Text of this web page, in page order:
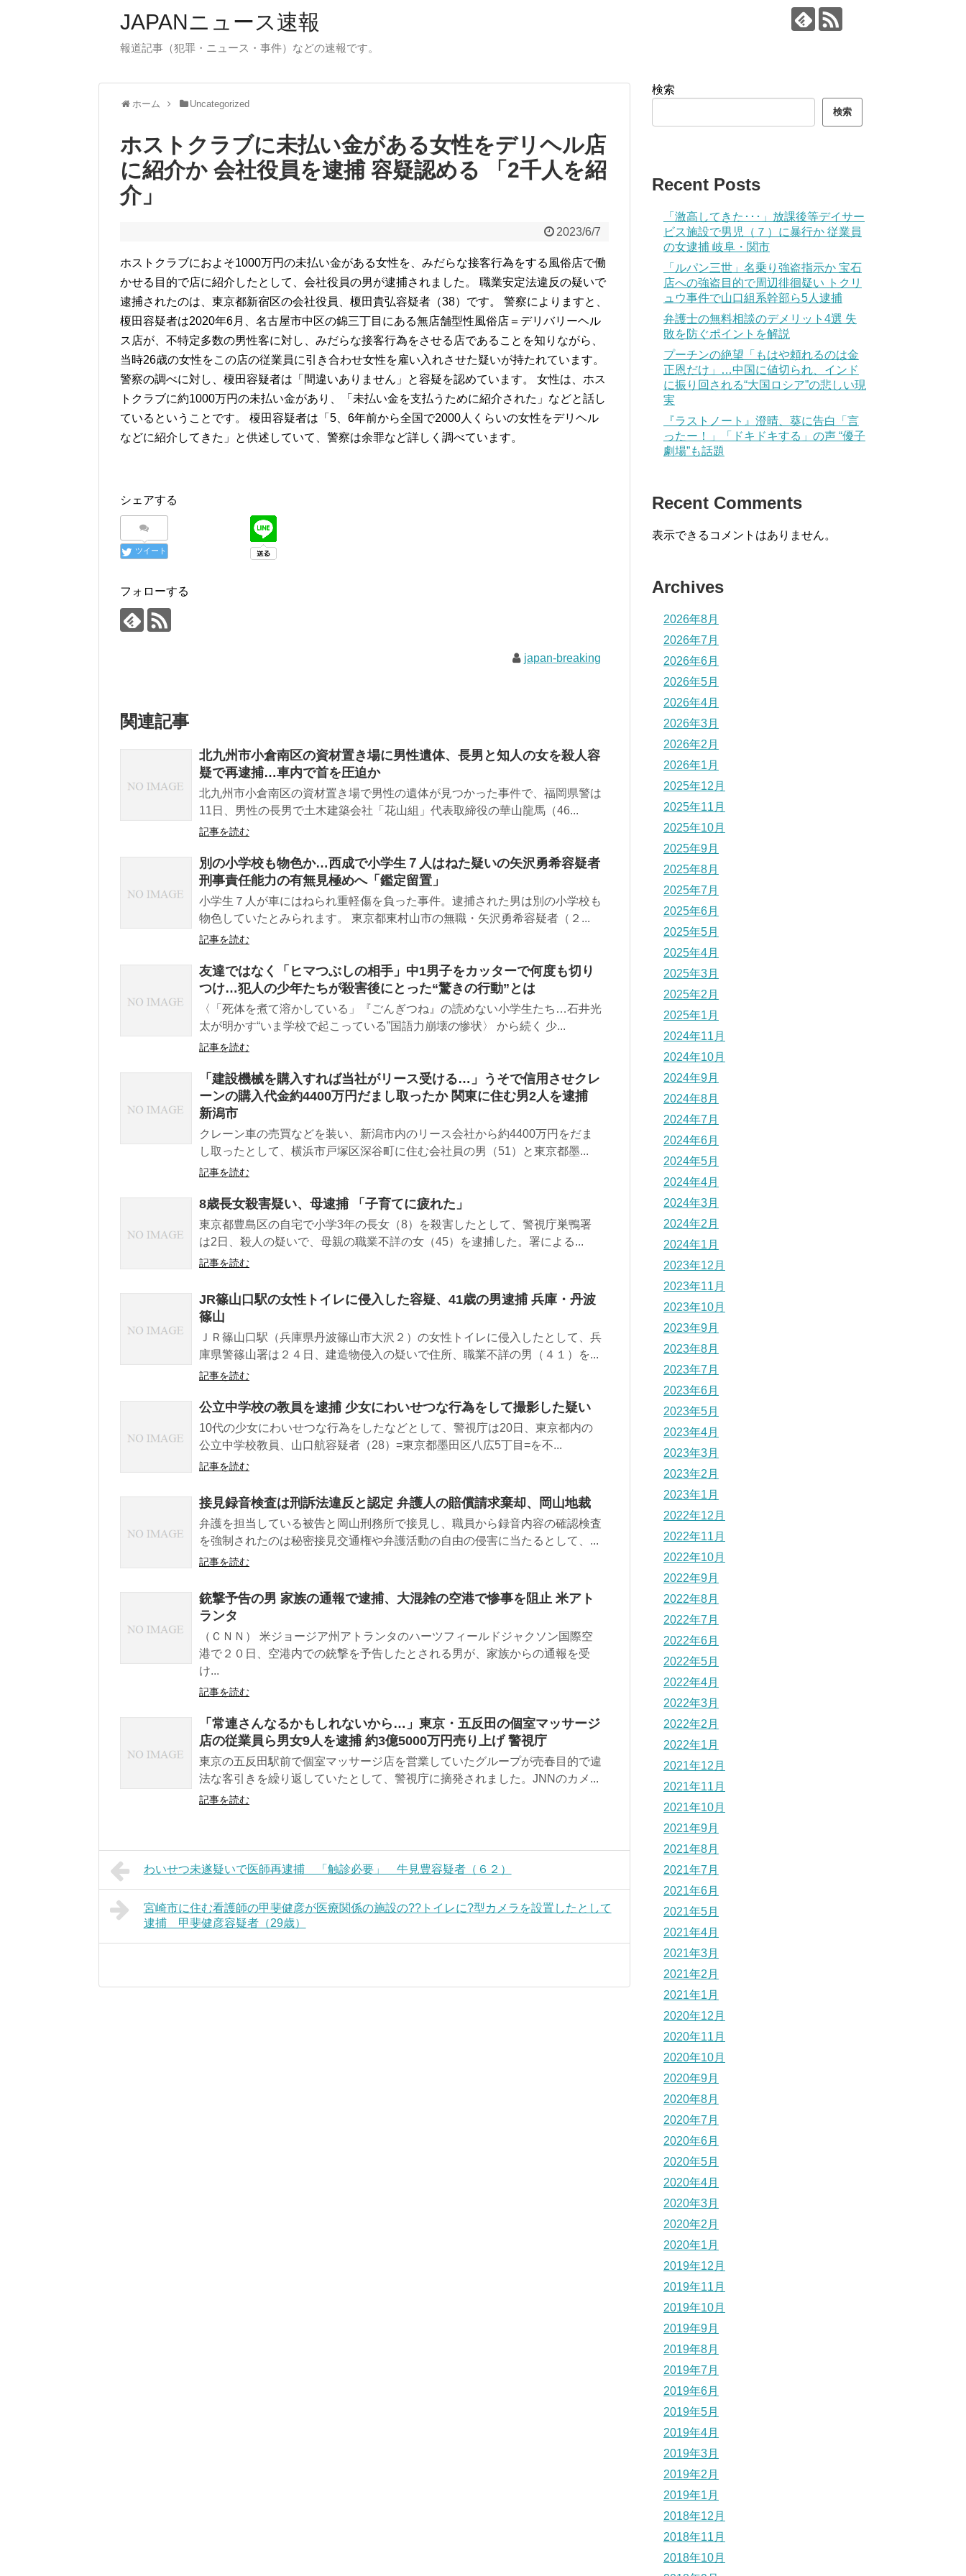
JAPANニュース速報
報道記事（犯罪・ニュース・事件）などの速報です。
ホーム Uncategorized
ホストクラブに未払い金がある女性をデリヘル店
に紹介か 会社役員を逮捕 容疑認める 「2千人を紹
介」
2023/6/7
ホストクラブにおよそ1000万円の未払い金がある女性を、みだらな接客行為をする風俗店で働
かせる目的で店に紹介したとして、会社役員の男が逮捕されました。 職業安定法違反の疑いで
逮捕されたのは、東京都新宿区の会社役員、榎田貴弘容疑者（38）です。 警察によりますと、
榎田容疑者は2020年6月、名古屋市中区の錦三丁目にある無店舗型性風俗店＝デリバリーヘル
ス店が、不特定多数の男性客に対し、みだらな接客行為をさせる店であることを知りながら、
当時26歳の女性をこの店の従業員に引き合わせ女性を雇い入れさせた疑いが持たれています。
警察の調べに対し、榎田容疑者は「間違いありません」と容疑を認めています。 女性は、ホス
トクラブに約1000万円の未払い金があり、「未払い金を支払うために紹介された」などと話し
ているということです。 榎田容疑者は「5、6年前から全国で2000人くらいの女性をデリヘル
などに紹介してきた」と供述していて、警察は余罪など詳しく調べています。
シェアする
ツイート
フォローする
japan-breaking
関連記事
北九州市小倉南区の資材置き場に男性遺体、長男と知人の女を殺人容
疑で再逮捕…車内で首を圧迫か
北九州市小倉南区の資材置き場で男性の遺体が見つかった事件で、福岡県警は
11日、男性の長男で土木建築会社「花山組」代表取締役の華山龍馬（46...
記事を読む
別の小学校も物色か…西成で小学生７人はねた疑いの矢沢勇希容疑者
刑事責任能力の有無見極めへ「鑑定留置」
小学生７人が車にはねられ重軽傷を負った事件。逮捕された男は別の小学校も
物色していたとみられます。 東京都東村山市の無職・矢沢勇希容疑者（２...
記事を読む
友達ではなく「ヒマつぶしの相手」中1男子をカッターで何度も切り
つけ…犯人の少年たちが殺害後にとった“驚きの行動”とは
〈「死体を煮て溶かしている」『ごんぎつね』の読めない小学生たち…石井光
太が明かす“いま学校で起こっている”国語力崩壊の惨状〉 から続く 少...
記事を読む
「建設機械を購入すれば当社がリース受ける…」うそで信用させクレ
ーンの購入代金約4400万円だまし取ったか 関東に住む男2人を逮捕
新潟市
クレーン車の売買などを装い、新潟市内のリース会社から約4400万円をだま
し取ったとして、横浜市戸塚区深谷町に住む会社員の男（51）と東京都墨...
記事を読む
8歳長女殺害疑い、母逮捕 「子育てに疲れた」
東京都豊島区の自宅で小学3年の長女（8）を殺害したとして、警視庁巣鴨署
は2日、殺人の疑いで、母親の職業不詳の女（45）を逮捕した。署による...
記事を読む
JR篠山口駅の女性トイレに侵入した容疑、41歳の男逮捕 兵庫・丹波
篠山
ＪＲ篠山口駅（兵庫県丹波篠山市大沢２）の女性トイレに侵入したとして、兵
庫県警篠山署は２４日、建造物侵入の疑いで住所、職業不詳の男（４１）を...
記事を読む
公立中学校の教員を逮捕 少女にわいせつな行為をして撮影した疑い
10代の少女にわいせつな行為をしたなどとして、警視庁は20日、東京都内の
公立中学校教員、山口航容疑者（28）=東京都墨田区八広5丁目=を不...
記事を読む
接見録音検査は刑訴法違反と認定 弁護人の賠償請求棄却、岡山地裁
弁護を担当している被告と岡山刑務所で接見し、職員から録音内容の確認検査
を強制されたのは秘密接見交通権や弁護活動の自由の侵害に当たるとして、...
記事を読む
銃撃予告の男 家族の通報で逮捕、大混雑の空港で惨事を阻止 米アト
ランタ
（ＣＮＮ） 米ジョージア州アトランタのハーツフィールドジャクソン国際空
港で２０日、空港内での銃撃を予告したとされる男が、家族からの通報を受
け...
記事を読む
「常連さんなるかもしれないから…」東京・五反田の個室マッサージ
店の従業員ら男女9人を逮捕 約3億5000万円売り上げ 警視庁
東京の五反田駅前で個室マッサージ店を営業していたグループが売春目的で違
法な客引きを繰り返していたとして、警視庁に摘発されました。JNNのカメ...
記事を読む
わいせつ未遂疑いで医師再逮捕 「触診必要」 牛見豊容疑者（６２）
宮崎市に住む看護師の甲斐健彦が医療関係の施設の??トイレに?型カメラを設置したとして
逮捕 甲斐健彦容疑者（29歳）
検索
検索
Recent Posts
「激高してきた･･･」放課後等デイサー
ビス施設で男児（７）に暴行か 従業員
の女逮捕 岐阜・関市
「ルパン三世」名乗り強盗指示か 宝石
店への強盗目的で周辺徘徊疑い トクリ
ュウ事件で山口組系幹部ら5人逮捕
弁護士の無料相談のデメリット4選 失
敗を防ぐポイントを解説
プーチンの絶望「もはや頼れるのは金
正恩だけ」…中国に値切られ、インド
に振り回される“大国ロシア”の悲しい現
実
『ラストノート』澄晴、葵に告白「言
ったー！」「ドキドキする」の声 “優子
劇場”も話題
Recent Comments
表示できるコメントはありません。
Archives
2026年8月
2026年7月
2026年6月
2026年5月
2026年4月
2026年3月
2026年2月
2026年1月
2025年12月
2025年11月
2025年10月
2025年9月
2025年8月
2025年7月
2025年6月
2025年5月
2025年4月
2025年3月
2025年2月
2025年1月
2024年11月
2024年10月
2024年9月
2024年8月
2024年7月
2024年6月
2024年5月
2024年4月
2024年3月
2024年2月
2024年1月
2023年12月
2023年11月
2023年10月
2023年9月
2023年8月
2023年7月
2023年6月
2023年5月
2023年4月
2023年3月
2023年2月
2023年1月
2022年12月
2022年11月
2022年10月
2022年9月
2022年8月
2022年7月
2022年6月
2022年5月
2022年4月
2022年3月
2022年2月
2022年1月
2021年12月
2021年11月
2021年10月
2021年9月
2021年8月
2021年7月
2021年6月
2021年5月
2021年4月
2021年3月
2021年2月
2021年1月
2020年12月
2020年11月
2020年10月
2020年9月
2020年8月
2020年7月
2020年6月
2020年5月
2020年4月
2020年3月
2020年2月
2020年1月
2019年12月
2019年11月
2019年10月
2019年9月
2019年8月
2019年7月
2019年6月
2019年5月
2019年4月
2019年3月
2019年2月
2019年1月
2018年12月
2018年11月
2018年10月